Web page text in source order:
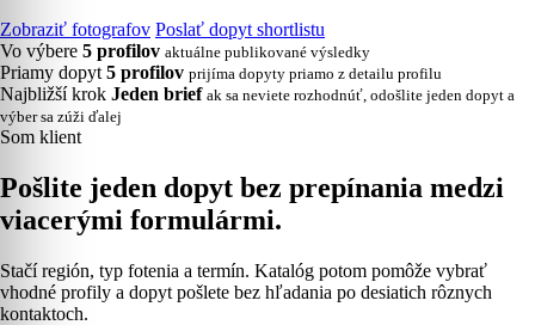
Zobraziť fotografov Poslať dopyt shortlistu
Vo výbere 5 profilov aktuálne publikované výsledky
Priamy dopyt 5 profilov prijíma dopyty priamo z detailu profilu
Najbližší krok Jeden brief ak sa neviete rozhodnúť, odošlite jeden dopyt a
výber sa zúži ďalej
Som klient
Pošlite jeden dopyt bez prepínania medzi
viacerými formulármi.
Stačí región, typ fotenia a termín. Katalóg potom pomôže vybrať
vhodné profily a dopyt pošlete bez hľadania po desiatich rôznych
kontaktoch.